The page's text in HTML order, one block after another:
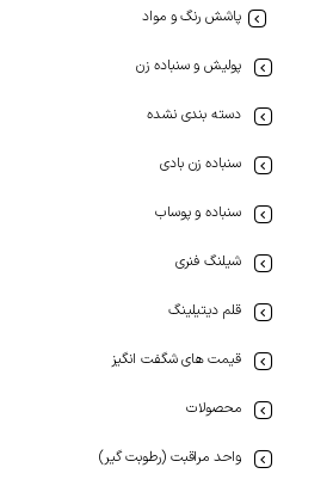
پاشش رنگ و مواد
پولیش و سنباده زن
دسته بندی نشده
سنباده زن بادی
سنباده و پوساب
شیلنگ فنری
قلم دیتیلینگ
قیمت های شگفت انگیز
محصولات
واحد مراقبت (رطوبت گیر)